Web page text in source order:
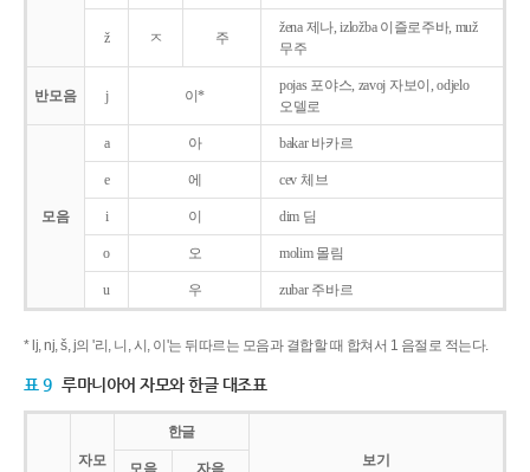
ž ㅈ 주
žena 제나, izložba 이즐로주바, muž
무주
반모음 j 이*
pojas 포야스, zavoj 자보이, odjelo
오델로
모음
a 아 bakar 바카르
e 에 cev 체브
i 이 dim 딤
o 오 molim 몰림
u 우 zubar 주바르
* lj, nj, š, j의 '리, 니, 시, 이'는 뒤따르는 모음과 결합할 때 합쳐서 1 음절로 적는다.
표 9 루마니아어 자모와 한글 대조표
자모
한글
보기
모음
자음